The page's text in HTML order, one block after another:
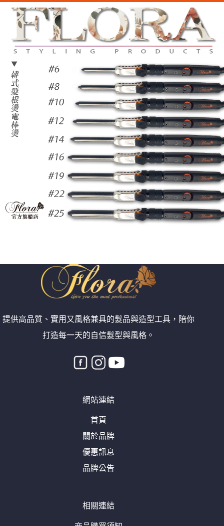
提供高品質、實用又風格兼具的髮品與造型工具，陪你
打造每一天的自信髮型與風格。
網站連結
首頁
關於品牌
優惠訊息
品牌公告
相關連結